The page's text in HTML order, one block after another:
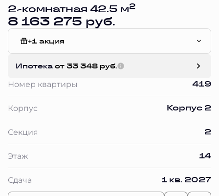
2-комнатная 42.5 м2
8 163 275 руб.
+1 акция
Ипотека от 33 348 руб.
Номер квартиры 419
Корпус Корпус 2
Секция 2
Этаж 14
Сдача 1 кв. 2027